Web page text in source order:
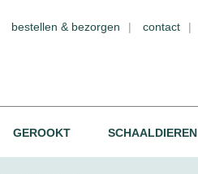
bestellen & bezorgen contact
GEROOKT SCHAALDIEREN